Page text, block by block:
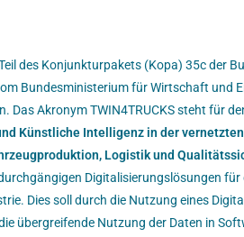
des Konjunkturpakets (Kopa) 35c der
Bundesministerium für Wirtschaft und
Das Akronym TWIN4TRUCKS steht für
Künstliche Intelligenz in der
Logistik und
Digitalisierungslösungen für
Dies soll durch die Nutzung eines
übergreifende Nutzung der Daten in